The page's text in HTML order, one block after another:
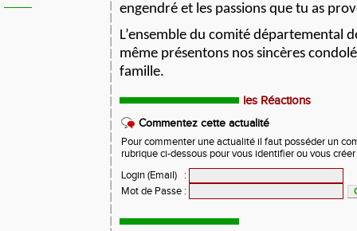
engendré et les passions que tu as
L’ensemble du comité départemental
même présentons nos sincères
famille.
les Réactions
Commentez cette actualité
Pour commenter une actualité il faut posséder un
rubrique ci-dessous pour vous identifier ou vous
Login (Email)
:
Mot de Passe :